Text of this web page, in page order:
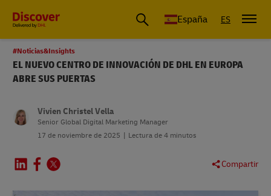
España ES
#Noticias&Insights
EL NUEVO CENTRO DE INNOVACIÓN DE DHL EN EUROPA
ABRE SUS PUERTAS
Vivien Christel Vella
Senior Global Digital Marketing Manager
17 de noviembre de 2025
Lectura de 4 minutos
Compartir